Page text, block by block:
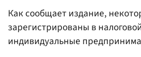
Как сообщает издание,
зарегистрированы в
индивидуальные